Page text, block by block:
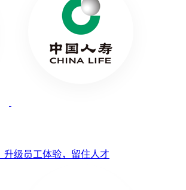
升级员工体验，留住人才